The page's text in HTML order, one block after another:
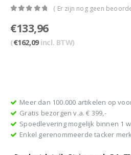
( Er zijn nog geen
€133,96
(€162,09incl. BTW)
Meer dan 100.000 artikelen op
Gratis bezorgen v.a. € 399,-
Spoedlevering mogelijk binnen 1
Enkel gerenommeerde tacker